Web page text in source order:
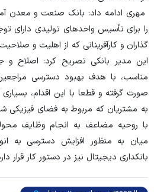
مهری ادامه داد: بانک صنعت و معدن
را برای تأسیس واحدهای تولیدی دارای
گذاران و کارآفرینانی که از اهلیت و
این مدیر بانکی تصریح کرد: اصلاح
مناسب، با هدف بهبود دسترسی
صورت گرفته و قطعا با این اقدام،
به مشتریان که مربوط به فضای فیزیکی
با روحیه مضاعف به انجام وظایف
میان به منظور افزایش دسترسی به
بانکداری دیجیتال نیز در دستور کار قرار